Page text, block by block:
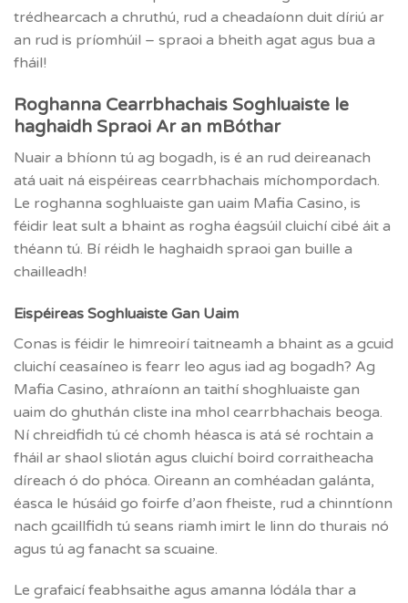
trédhearcach a chruthú, rud a cheadaíonn duit díriú ar
an rud is príomhúil – spraoi a bheith agat agus bua a
fháil!
Roghanna Cearrbhachais Soghluaiste le
haghaidh Spraoi Ar an mBóthar
Nuair a bhíonn tú ag bogadh, is é an rud deireanach
atá uait ná eispéireas cearrbhachais míchompordach.
Le roghanna soghluaiste gan uaim Mafia Casino, is
féidir leat sult a bhaint as rogha éagsúil cluichí cibé áit a
théann tú. Bí réidh le haghaidh spraoi gan buille a
chailleadh!
Eispéireas Soghluaiste Gan Uaim
Conas is féidir le himreoirí taitneamh a bhaint as a gcuid
cluichí ceasaíneo is fearr leo agus iad ag bogadh? Ag
Mafia Casino, athraíonn an taithí shoghluaiste gan
uaim do ghuthán cliste ina mhol cearrbhachais beoga.
Ní chreidfidh tú cé chomh héasca is atá sé rochtain a
fháil ar shaol sliotán agus cluichí boird corraitheacha
díreach ó do phóca. Oireann an comhéadan galánta,
éasca le húsáid go foirfe d’aon fheiste, rud a chinntíonn
nach gcaillfidh tú seans riamh imirt le linn do thurais nó
agus tú ag fanacht sa scuaine.
Le grafaicí feabhsaithe agus amanna lódála thar a